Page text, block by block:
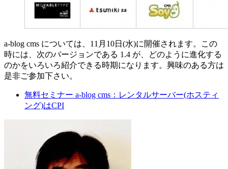
a-blog cms については、11月10日(水)に開催されます。この
時には、次のバージョンである 1.4 が、どのように進化する
のかをいろいろ紹介できる時期になります。興味のある方は
是非ご参加下さい。
無料セミナー a-blog cms：レンタルサーバー(ホスティ
ング)はCPI